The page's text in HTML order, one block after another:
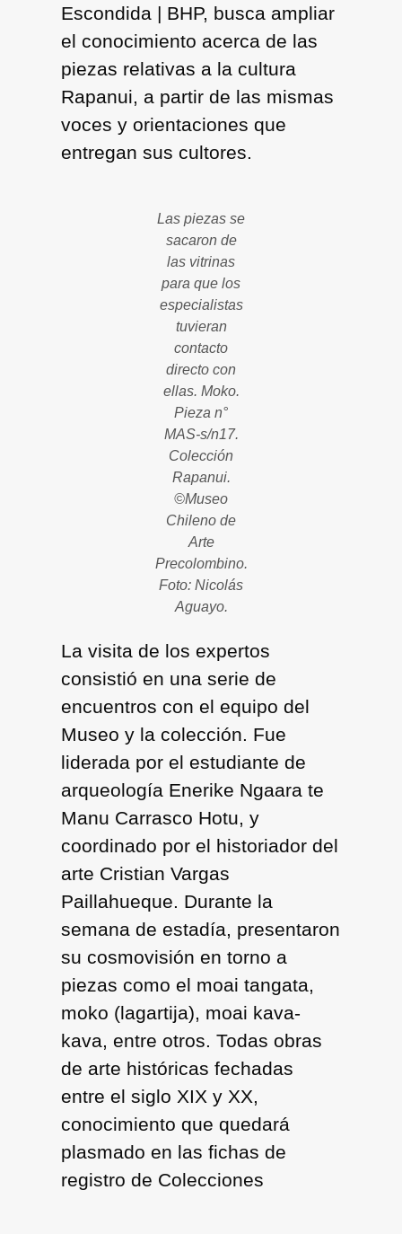
Escondida | BHP, busca ampliar
el conocimiento acerca de las
piezas relativas a la cultura
Rapanui, a partir de las mismas
voces y orientaciones que
entregan sus cultores.
Las piezas se
sacaron de
las vitrinas
para que los
especialistas
tuvieran
contacto
directo con
ellas. Moko.
Pieza n°
MAS-s/n17.
Colección
Rapanui.
©Museo
Chileno de
Arte
Precolombino.
Foto: Nicolás
Aguayo.
La visita de los expertos
consistió en una serie de
encuentros con el equipo del
Museo y la colección. Fue
liderada por el estudiante de
arqueología Enerike Ngaara te
Manu Carrasco Hotu, y
coordinado por el historiador del
arte Cristian Vargas
Paillahueque. Durante la
semana de estadía, presentaron
su cosmovisión en torno a
piezas como el moai tangata,
moko (lagartija), moai kava-
kava, entre otros. Todas obras
de arte históricas fechadas
entre el siglo XIX y XX,
conocimiento que quedará
plasmado en las fichas de
registro de Colecciones